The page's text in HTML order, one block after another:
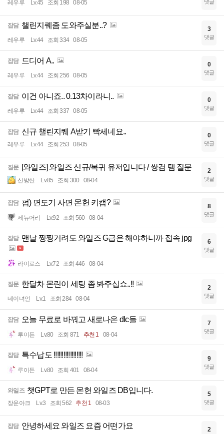
레우루 Lv.45 조회 198 08-05 댓글
잡담 챌린지퀘좀 도와주실분..?
레우루 Lv.44 조회 334 08-05
3
댓글
잡담 드디어 A..
레우루 Lv.44 조회 256 08-05
0
댓글
잡담 이건 아니죠.. 0.13차이라니..
레우루 Lv.44 조회 337 08-05
0
댓글
잡담 신규 챌린지퀘 A받기 빡세네요..
레우루 Lv.44 조회 253 08-05
0
댓글
질문 [와일즈] 와일즈 신규/복귀 유저입니다 / 쌍검 템 질문
산방산 Lv.85 조회 300 08-04
2
댓글
잡담 펌) 면도기 사면 몬헌 키캡?
제뉴어리 Lv.92 조회 560 08-04
8
댓글
잡담 맨날 찡찡거려도 와일즈 G급은 해야하니까 접속 jpg
라이로스 Lv.72 조회 446 08-04
6
댓글
질문 한달차 몬린이 세팅 좀 봐주십쇼..!!
네이녀언 Lv.1 조회 284 08-04
2
댓글
잡담 오늘 무료로 바꿔고 새로나온 dlc들
루이든 Lv.80 조회 871 추천 1 08-04
7
댓글
잡담 특수납도 !!!!!!!!!!!!!!!!!!
루이든 Lv.80 조회 401 08-04
9
댓글
와일즈 챗GPT로 만든 몬헌 와일즈 DB입니다.
장운아크 Lv.3 조회 562 추천 1 08-03
5
댓글
잡담 안녕하세요 와일즈 요즘 어떤가요 2